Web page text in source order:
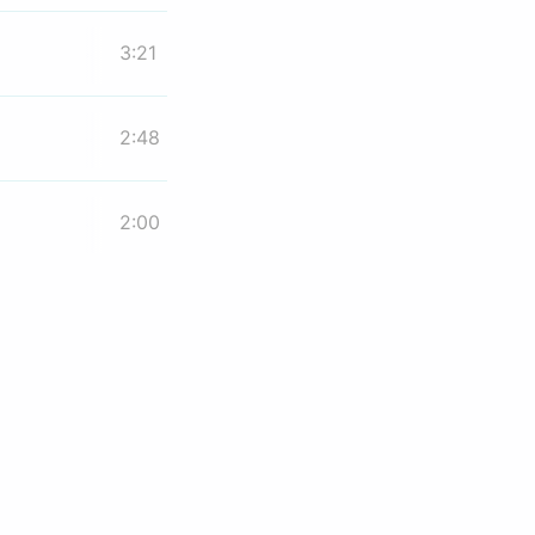
3:21
2:48
2:00